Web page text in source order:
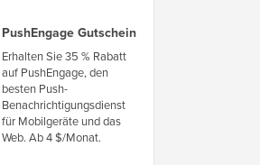
PushEngage Gutschein
Erhalten Sie 35 % Rabatt
auf PushEngage, den
besten Push-
Benachrichtigungsdienst
für Mobilgeräte und das
Web. Ab 4 $/Monat.